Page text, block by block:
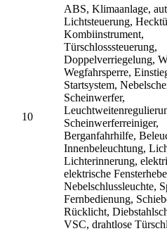
10
ABS, Klimaanlage,
Lichtsteuerung,
Kombiinstrument,
Türschlosssteuerung,
Doppelverriegelung,
Wegfahrsperre,
Startsystem,
Scheinwerfer,
Scheinwerferreiniger,
Berganfahrhilfe,
Innenbeleuchtung,
Lichterinnerung,
elektrische
Nebelschlussleuchte,
Fernbedienung,
Rücklicht,
VSC, drahtlose